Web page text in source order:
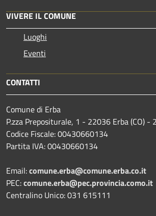
VIVERE IL COMUNE
Luoghi
Eventi
CONTATTI
Comune di Erba
P.zza Prepositurale, 1 - 22036 Erba (CO) -
Codice Fiscale: 00430660134
Partita IVA: 00430660134
Email:comune.erba@comune.erba.co.it
PEC:comune.erba@pec.provincia.como.it
Centralino Unico: 031 615111